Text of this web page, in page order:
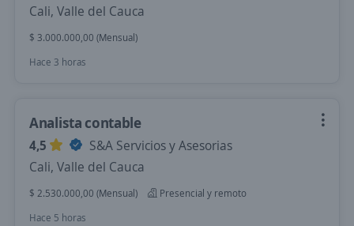
Cali, Valle del Cauca
$ 3.000.000,00 (Mensual)
Hace 3 horas
Analista contable
4,5
S&A Servicios y Asesorias
Cali, Valle del Cauca
$ 2.530.000,00 (Mensual)
Presencial y remoto
Hace 5 horas